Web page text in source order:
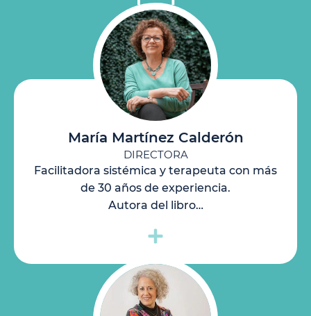
María Martínez Calderón
DIRECTORA
Facilitadora sistémica y terapeuta con más
de 30 años de experiencia.
Autora del libro…